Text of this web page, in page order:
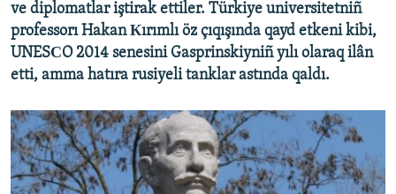
ve diplomatlar iştirak ettiler. Türkiye universitetniñ
professorı Hakan Кırımlı öz çıqışında qayd etkeni kibi,
UNESСO 2014 senesini Gasprinskiyniñ yılı olaraq ilân
etti, amma hatıra rusiyeli tanklar astında qaldı.